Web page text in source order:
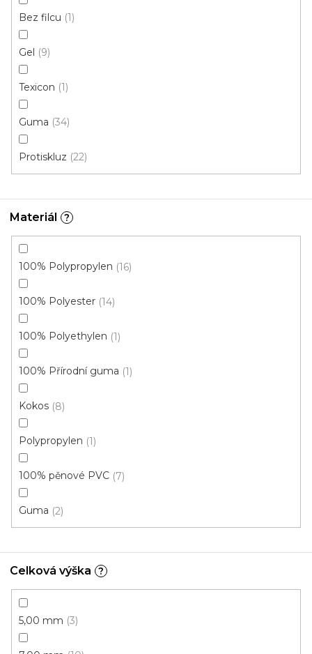
Bez filcu 1
Gel 9
Texicon 1
Guma 34
Protiskluz 22
Materiál ?
100% Polypropylen 16
100% Polyester 14
100% Polyethylen 1
100% Přírodní guma 1
Kokos 8
Polypropylen 1
100% pěnové PVC 7
Guma 2
Celková výška ?
5,00 mm 3
Rohožka PP béžová
159 Kč / ks
Béžová (214)
Rohožka PP červená